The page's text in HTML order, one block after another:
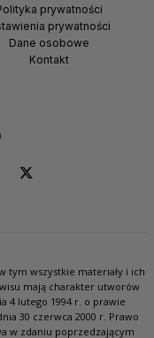
prywatności
prywatności
Dane osobowe
Kontakt
tym wszystkie materiały i ich
mają charakter utworów
4 lutego 1994 r. o prawie
30 czerwca 2000 r. Prawo
w zdaniu poprzedzającym